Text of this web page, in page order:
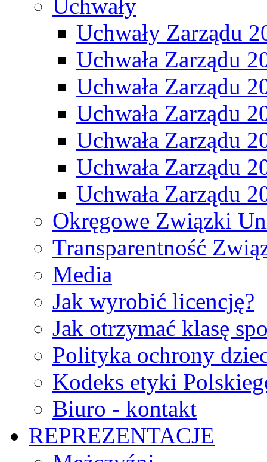
Uchwały
Uchwały Zarządu
Uchwała Zarządu
Uchwała Zarządu
Uchwała Zarządu
Uchwała Zarządu
Uchwała Zarządu
Uchwała Zarządu
Okręgowe Związki
Transparentność
Media
Jak wyrobić licencję?
Jak otrzymać klasę
Polityka ochrony
Kodeks etyki
Biuro - kontakt
REPREZENTACJE